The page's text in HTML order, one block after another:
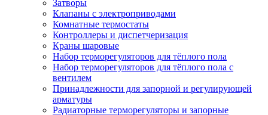
Затворы
Клапаны с электроприводами
Комнатные термостаты
Контроллеры и диспетчеризация
Краны шаровые
Набор терморегуляторов для тёплого пола
Набор терморегуляторов для тёплого пола с
вентилем
Принадлежности для запорной и регулирующей
арматуры
Радиаторные терморегуляторы и запорные